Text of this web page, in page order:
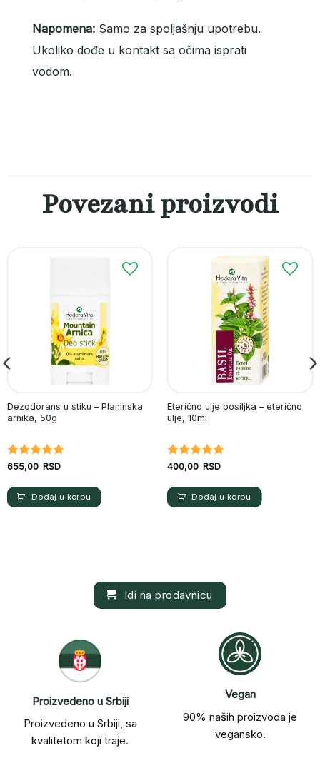
Napomena: Samo za spoljašnju upotrebu.
Ukoliko dođe u kontakt sa očima isprati
vodom.
Povezani proizvodi
Dezodorans u stiku – Planinska
arnika, 50g
Ocenjeno
655,00 RSD
Dodaj u korpu
Eterično ulje bosiljka – eterično
ulje, 10ml
Ocenjeno
400,00 RSD
Dodaj u korpu
Idi na prodavnicu
Proizvedeno u Srbiji
Proizvedeno u Srbiji, sa
kvalitetom koji traje.
Vegan
90% naših proizvoda je
vegansko.